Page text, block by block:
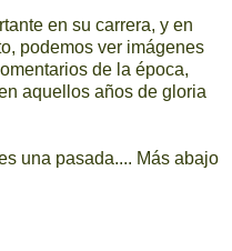
en su carrera, y en
podemos ver imágenes
de la época,
aquellos años de gloria
una pasada.... Más abajo